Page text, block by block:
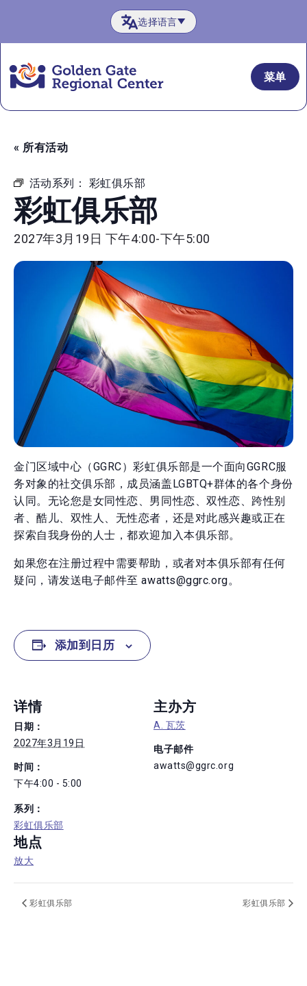
内
选择语言
菜单
« 所有活动
活动系列： 彩虹俱乐部
彩虹俱乐部
2027年3月19日 下午4:00-下午5:00
金门区域中心（GGRC）彩虹俱乐部是一个面向GGRC服
务对象的社交俱乐部，成员涵盖LGBTQ+群体的各个身份
认同。无论您是女同性恋、男同性恋、双性恋、跨性别
者、酷儿、双性人、无性恋者，还是对此感兴趣或正在
探索自我身份的人士，都欢迎加入本俱乐部。
如果您在注册过程中需要帮助，或者对本俱乐部有任何
疑问，请发送电子邮件至 awatts@ggrc.org。
添加到日历
详情
日期：
2027年3月19日
时间：
下午4:00 - 5:00
系列：
彩虹俱乐部
地点
放大
主办方
A. 瓦茨
电子邮件
awatts@ggrc.org
彩虹俱乐部 彩虹俱乐部